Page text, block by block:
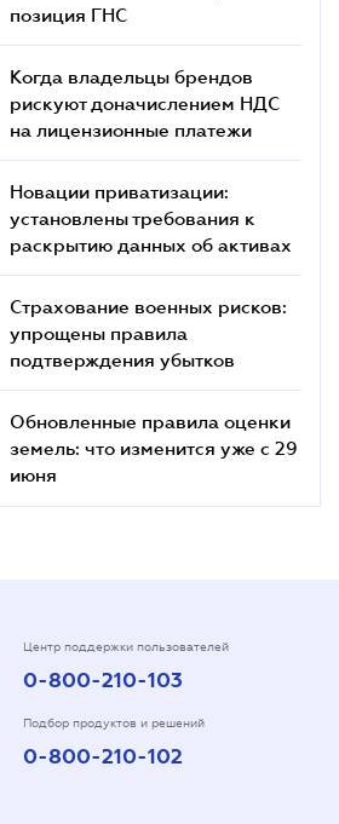
позиция ГНС
Когда владельцы брендов
рискуют доначислением НДС
на лицензионные платежи
Новации приватизации:
установлены требования к
раскрытию данных об активах
Страхование военных рисков:
упрощены правила
подтверждения убытков
Обновленные правила оценки
земель: что изменится уже с 29
июня
Центр поддержки пользователей
0-800-210-103
Подбор продуктов и решений
0-800-210-102